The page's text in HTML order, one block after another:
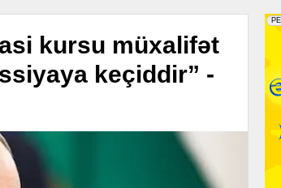
kursu müxalifət
keçiddir” -